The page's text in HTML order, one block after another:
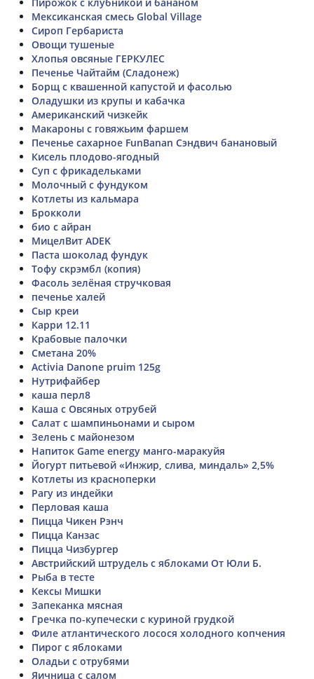
Мексиканская смесь Global Village
Сироп Гербариста
Овощи тушеные
Хлопья овсяные ГЕРКУЛЕС
Печенье Чайтайм (Сладонеж)
Борщ с квашенной капустой и фасолью
Оладушки из крупы и кабачка
Американский чизкейк
Макароны с говяжьим фаршем
Печенье сахарное FunBanan Сэндвич банановый
Кисель плодово-ягодный
Суп с фрикадельками
Молочный с фундуком
Котлеты из кальмара
Брокколи
био с айран
МицелВит ADEK
Паста шоколад фундук
Тофу скрэмбл (копия)
Фасоль зелёная стручковая
печенье халей
Сыр креи
Карри 12.11
Крабовые палочки
Сметана 20%
Activia Danone pruim 125g
Нутрифайбер
каша перл8
Каша с Овсяных отрубей
Салат с шампиньонами и сыром
Зелень с майонезом
Напиток Game energy манго-маракуйя
Йогурт питьевой «Инжир, слива, миндаль» 2,5%
Котлеты из красноперки
Рагу из индейки
Перловая каша
Пицца Чикен Рэнч
Пицца Канзас
Пицца Чизбургер
Австрийский штрудель с яблоками От Юли Б.
Рыба в тесте
Кексы Мишки
Запеканка мясная
Гречка по-купечески с куриной грудкой
Филе атлантического лосося холодного копчения
Пирог с яблоками
Оладьи с отрубями
Яичница с салом